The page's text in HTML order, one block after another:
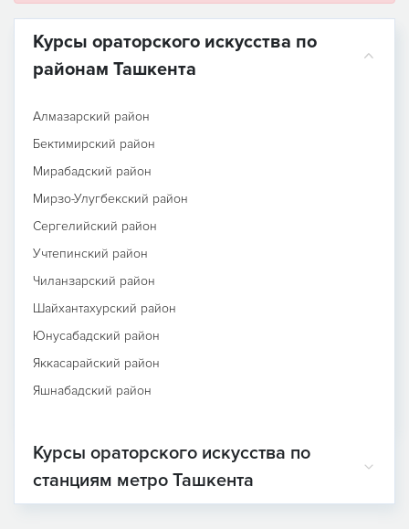
Курсы ораторского искусства по
районам Ташкента
Алмазарский район
Бектимирский район
Мирабадский район
Мирзо-Улугбекский район
Сергелийский район
Учтепинский район
Чиланзарский район
Шайхантахурский район
Юнусабадский район
Яккасарайский район
Яшнабадский район
Курсы ораторского искусства по
станциям метро Ташкента